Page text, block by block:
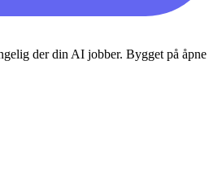
der din AI jobber. Bygget på åpne